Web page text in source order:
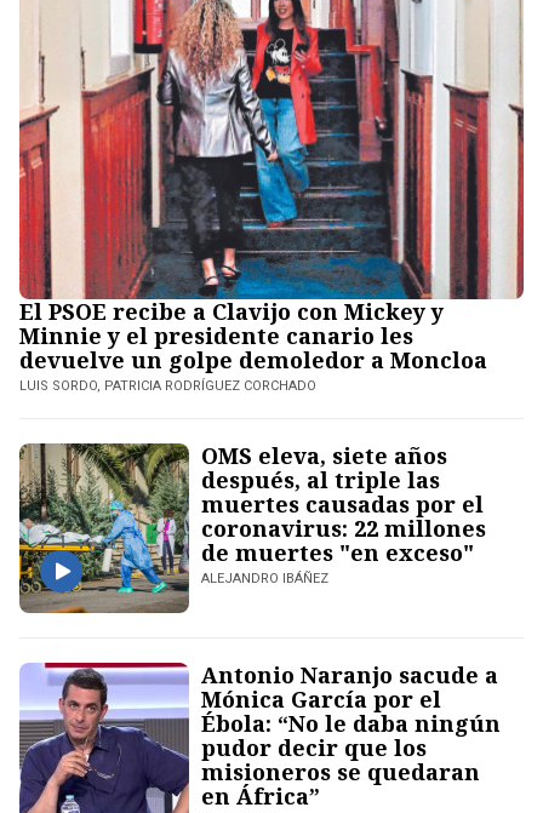
El PSOE recibe a Clavijo con Mickey y
Minnie y el presidente canario les
devuelve un golpe demoledor a Moncloa
LUIS SORDO, PATRICIA RODRÍGUEZ CORCHADO
OMS eleva, siete años
después, al triple las
muertes causadas por el
coronavirus: 22 millones
de muertes "en exceso"
ALEJANDRO IBÁÑEZ
Antonio Naranjo sacude a
Mónica García por el
Ébola: “No le daba ningún
pudor decir que los
misioneros se quedaran
en África”